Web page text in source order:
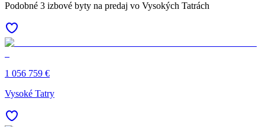
Podobné 3 izbové byty na predaj vo Vysokých Tatrách
1 056 759 €
Vysoké Tatry